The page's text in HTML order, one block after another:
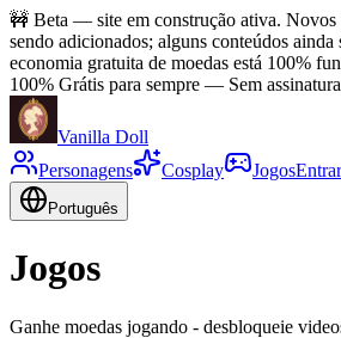
🚧 Beta — site em construção ativa. Novos
sendo adicionados; alguns conteúdos
economia gratuita de moedas está 100%
100% Grátis para sempre — Sem
Vanilla Doll
Personagens
Cosplay JogosEntrar
Português
Jogos
Ganhe moedas jogando - desbloqueie